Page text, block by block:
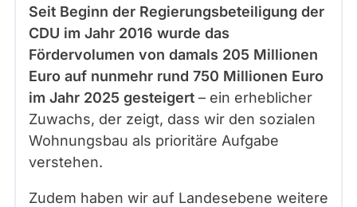
Seit Beginn der Regierungsbeteiligung der
CDU im Jahr 2016 wurde das
Fördervolumen von damals 205 Millionen
Euro auf nunmehr rund 750 Millionen Euro
im Jahr 2025 gesteigert – ein erheblicher
Zuwachs, der zeigt, dass wir den sozialen
Wohnungsbau als prioritäre Aufgabe
verstehen.
Zudem haben wir auf Landesebene weitere